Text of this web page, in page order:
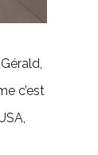
c’est